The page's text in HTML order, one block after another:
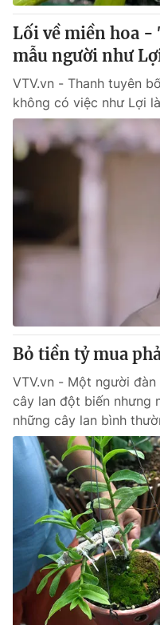
Thị trường
Góc doanh nghiệp
Truyền hình
Phim VTV
Hậu trường
Nhân vật
Khán giả
Giải sao mai
Giải trí
Điện ảnh
Âm nhạc
Đời sống
Du lịch
Làm đẹp
Tuyển sinh
Học trực tuyến
Hitech Công nghệ tương
Sản phẩm
Tư vấn
Giao lưu trực tuyến
Emagazine
Photo
Video
VTV Money
VTV Sức khoẻ
Lối về miền hoa -
mẫu người như
VTV.vn - Thanh tuyên
không có việc như Lợi
Bỏ tiền tỷ mua
VTV.vn - Một người
cây lan đột biến nhưng
những cây lan bình